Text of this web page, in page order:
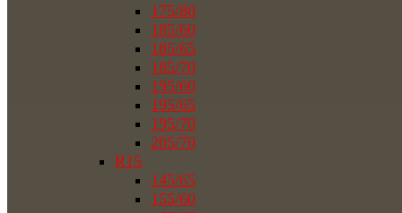
175/80
185/60
185/65
185/70
195/60
195/65
195/70
205/70
R15
145/65
155/60